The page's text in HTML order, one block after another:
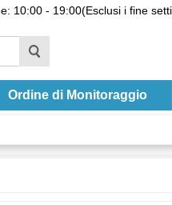
10:00 - 19:00(Esclusi i fine
Ordine di Monitoraggio